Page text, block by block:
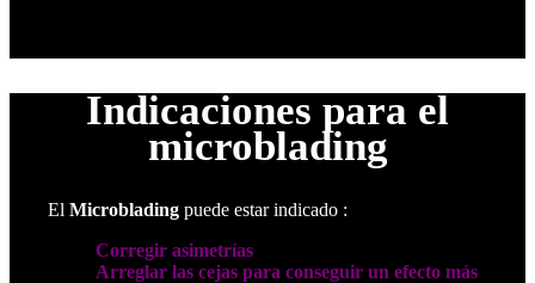
Indicaciones para el
microblading
El Microblading puede estar indicado :
Corregir asimetrías
Arreglar las cejas para conseguir un efecto más